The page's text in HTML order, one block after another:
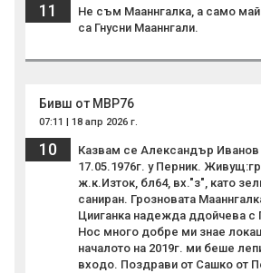
11
Не съм Мааннгалка, а само
са Гнусни Мааннгали.
Бивш от МВР76
07:11 | 18 апр 2026 г.
10
Казвам се Александър Иванов
17.05.1976г. у Перник.
ж.к.Изток, бл64, вх."з", като
саниран. Грозновата
Цииганка надежда ддойчева с
Нос много добре ми знае
началото на 2019г. ми беше
входо. Поздрави от Сашко от